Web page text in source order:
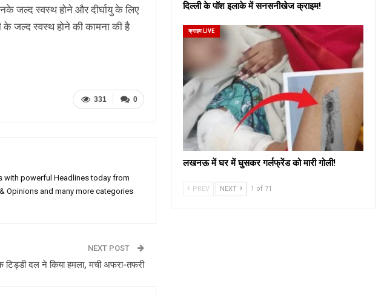
जल्द स्वस्थ होने और दीर्घायु के लिए
के जल्द स्वस्थ होने की कामना की है
0
331
with powerful Headlines today from
Opinions and many more categories
NEXT POST
दल ने किया हमला, मची अफरा-तफरी
दिल्ली के पॉश इलाके में सनसनीखेज क्राइम!
क्राइम LIVE
लखनऊ में घर में घुसकर गर्लफ्रेंड को मारी गोली!
PREV NEXT 1 of 71